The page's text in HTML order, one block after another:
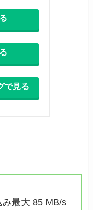
で見る
最大 85 MB/s